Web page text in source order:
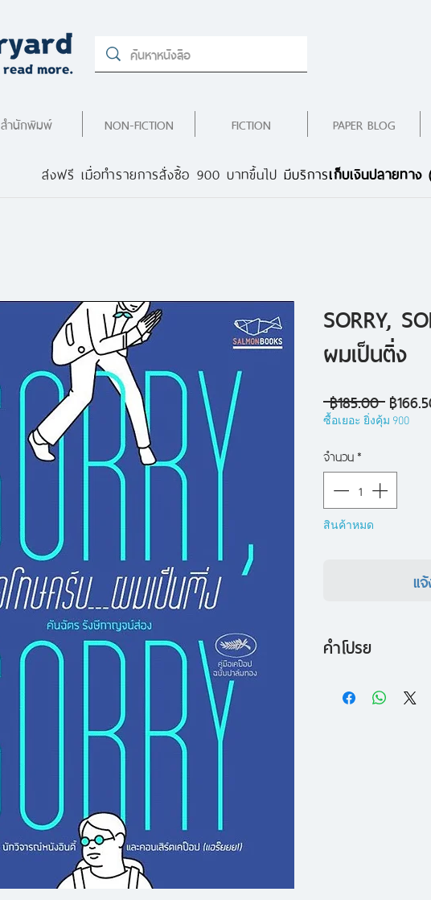
สำนักพิมพ์ NON-FICTION FICTION PAPER BLOG
SORRY,
ผมเป็นติ่ง
฿185.00 ราคา
ปกติ
฿
ซื้อเยอะ ยิ่งคุ้ม 900
จำนวน*
สินค้าหมด
แ
คำโปรย
บันทึกประสบการณ์
ส่งฟรี เมื่อทำรายการสั่งซื้อ 900 บาทขึ้นไป มีบริการเก็บเงินปลายทาง